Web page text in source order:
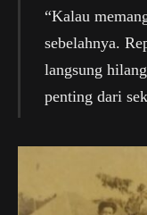
“Kalau
sebelahnya.
langsung
penting dari